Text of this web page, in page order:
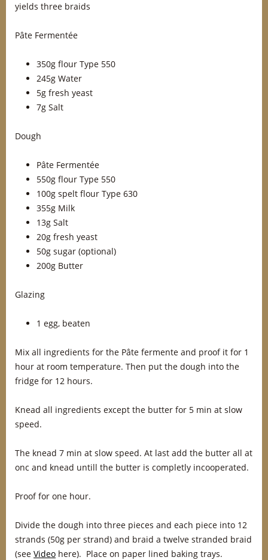
yields three braids
Pâte Fermentée
350g flour Type 550
245g Water
5g fresh yeast
7g Salt
Dough
Pâte Fermentée
550g flour Type 550
100g spelt flour Type 630
355g Milk
13g Salt
20g fresh yeast
50g sugar (optional)
200g Butter
Glazing
1 egg, beaten
Mix all ingredients for the Pâte fermente and proof it for 1
hour at room temperature. Then put the dough into the
fridge for 12 hours.
Knead all ingredients except the butter for 5 min at slow
speed.
The knead 7 min at slow speed. At last add the butter all at
onc and knead untill the butter is completly incooperated.
Proof for one hour.
Divide the dough into three pieces and each piece into 12
strands (50g per strand) and braid a twelve stranded braid
(see Video here). Place on paper lined baking trays.